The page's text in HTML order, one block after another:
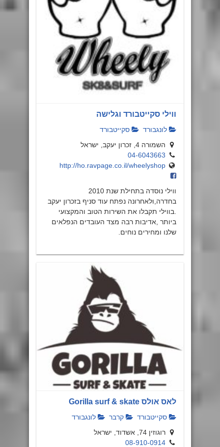
ווילי סקייטבורד וגלישה
לונגבורד
סקייטבורד
השמורה 4, זכרון יעקב, ישראל
04-6043663
http://ho.ravpage.co.il/wheelyshop
ווילי נוסדה בתחילת שנת 2010
בחדרה,ולאחרונה נפתח עוד סניף בזכרון יעקב
.בווילי תקבלו את השירות הטוב והמקצועי
ביותר ,אדיבות רבה מצד העובדים הנפלאים
שלנו ומחירים נוחים.
לאס אולס Gorilla surf & skate
סקייטבורד קרבר
לונגבורד
רוגוזין 74, אשדוד, ישראל
08-910-0914